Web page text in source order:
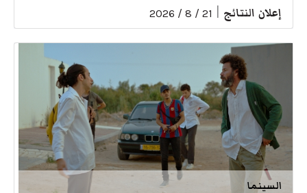
إعلان النتائج 21 / 8 / 2026
السينما